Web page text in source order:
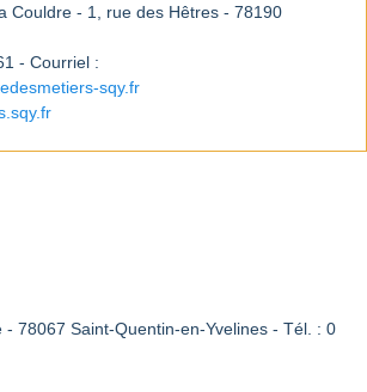
Couldre - 1, rue des Hêtres - 78190
- Courriel :
sqy.fr
- 78067 Saint-Quentin-en-Yvelines - Tél. : 0